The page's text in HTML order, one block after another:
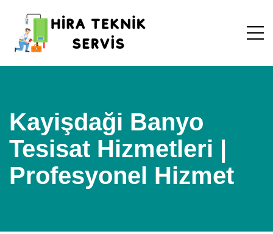
Kayişdaği Banyo
Tesisat Hizmetleri |
Profesyonel Hizmet